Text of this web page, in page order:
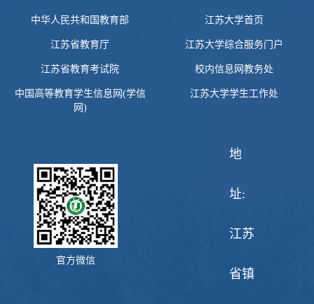
中华人民共和国教育部 江苏大学首页
江苏省教育厅 江苏大学综合服务门户
江苏省教育考试院 校内信息网教务处
中国高等教育学生信息网(学信
网)
江苏大学学生工作处
官方微信
地
址:
江苏
省镇